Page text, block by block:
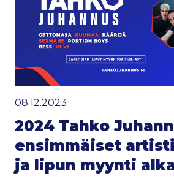
08.12.2023
2024 Tahko
ensimmäiset
ja lipun myynti